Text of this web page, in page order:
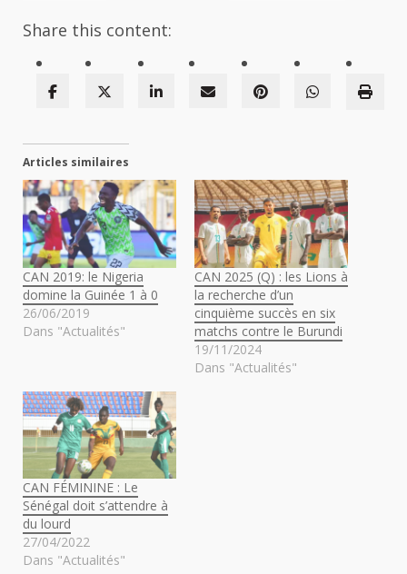
Share this content:
Articles similaires
CAN 2019: le Nigeria
domine la Guinée 1 à 0
26/06/2019
Dans "Actualités"
CAN 2025 (Q) : les Lions à
la recherche d’un
cinquième succès en six
matchs contre le Burundi
19/11/2024
Dans "Actualités"
CAN FÉMININE : Le
Sénégal doit s’attendre à
du lourd
27/04/2022
Dans "Actualités"